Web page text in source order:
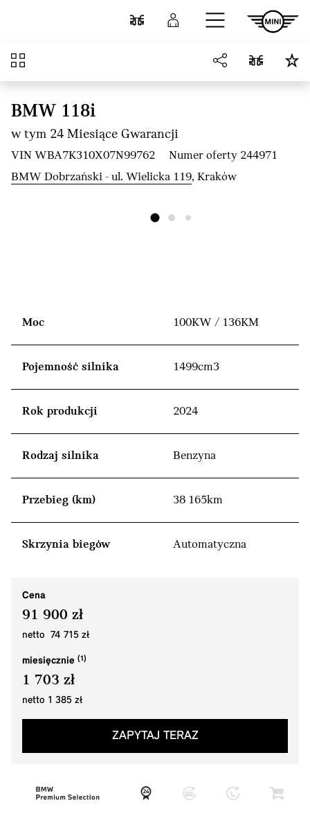
Przejdź do głównej treści
Porównaj Zaloguj się
Przegląd
BMW 118i
w tym 24 Miesiące Gwarancji
VIN WBA7K310X07N99762
Numer oferty 244971
BMW Dobrzański - ul. Wielicka 119, Kraków
Moc 100KW / 136KM
Pojemność silnika 1499cm3
Rok produkcji 2024
Rodzaj silnika Benzyna
Przebieg (km) 38 165km
Skrzynia biegów Automatyczna
Cena
91 900 zł
netto 74 715 zł
miesięcznie
1 703 zł
netto 1 385 zł
ZAPYTAJ TERAZ